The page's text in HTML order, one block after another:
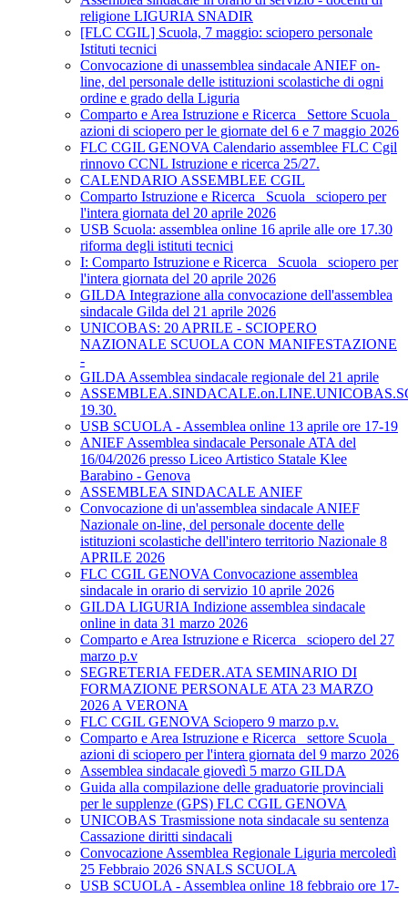
religione LIGURIA SNADIR
[FLC CGIL] Scuola, 7 maggio: sciopero personale
Istituti tecnici
Convocazione di unassemblea sindacale ANIEF on-
line, del personale delle istituzioni scolastiche di ogni
ordine e grado della Liguria
Comparto e Area Istruzione e Ricerca_ Settore Scuola_
azioni di sciopero per le giornate del 6 e 7 maggio 2026
FLC CGIL GENOVA Calendario assemblee FLC Cgil
rinnovo CCNL Istruzione e ricerca 25/27.
CALENDARIO ASSEMBLEE CGIL
Comparto Istruzione e Ricerca_ Scuola_ sciopero per
l'intera giornata del 20 aprile 2026
USB Scuola: assemblea online 16 aprile alle ore 17.30
riforma degli istituti tecnici
I: Comparto Istruzione e Ricerca_ Scuola_ sciopero per
l'intera giornata del 20 aprile 2026
GILDA Integrazione alla convocazione dell'assemblea
sindacale Gilda del 21 aprile 2026
UNICOBAS: 20 APRILE - SCIOPERO
NAZIONALE SCUOLA CON MANIFESTAZIONE
-
GILDA Assemblea sindacale regionale del 21 aprile
19.30.
USB SCUOLA - Assemblea online 13 aprile ore 17-19
ANIEF Assemblea sindacale Personale ATA del
16/04/2026 presso Liceo Artistico Statale Klee
Barabino - Genova
ASSEMBLEA SINDACALE ANIEF
Convocazione di un'assemblea sindacale ANIEF
Nazionale on-line, del personale docente delle
istituzioni scolastiche dell'intero territorio Nazionale 8
APRILE 2026
FLC CGIL GENOVA Convocazione assemblea
sindacale in orario di servizio 10 aprile 2026
GILDA LIGURIA Indizione assemblea sindacale
online in data 31 marzo 2026
Comparto e Area Istruzione e Ricerca_ sciopero del 27
marzo p.v
SEGRETERIA FEDER.ATA SEMINARIO DI
FORMAZIONE PERSONALE ATA 23 MARZO
2026 A VERONA
FLC CGIL GENOVA Sciopero 9 marzo p.v.
Comparto e Area Istruzione e Ricerca_ settore Scuola_
azioni di sciopero per l'intera giornata del 9 marzo 2026
Assemblea sindacale giovedì 5 marzo GILDA
Guida alla compilazione delle graduatorie provinciali
per le supplenze (GPS) FLC CGIL GENOVA
UNICOBAS Trasmissione nota sindacale su sentenza
Cassazione diritti sindacali
Convocazione Assemblea Regionale Liguria mercoledì
25 Febbraio 2026 SNALS SCUOLA
USB SCUOLA - Assemblea online 18 febbraio ore 17-